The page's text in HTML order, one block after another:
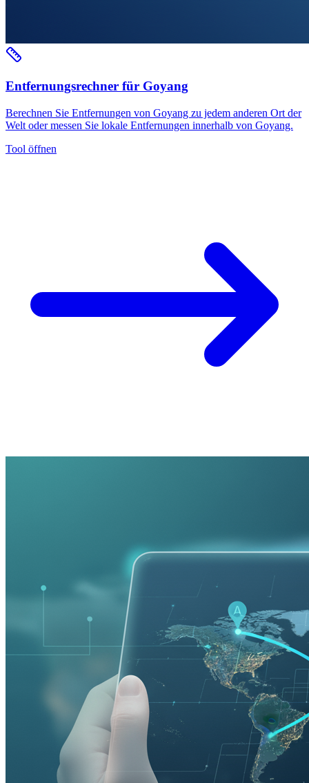
Entfernungsrechner für Goyang
Berechnen Sie Entfernungen von Goyang zu jedem anderen Ort der
Welt oder messen Sie lokale Entfernungen innerhalb von Goyang.
Tool öffnen